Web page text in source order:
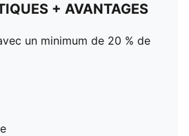
+ AVANTAGES
un minimum de 20 % de